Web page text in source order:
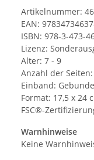
Artikelnummer:
EAN:
ISBN: 978-3-473-
Lizenz:
Alter: 7 - 9
Anzahl der
Einband:
Format: 17,5 x 24
FSC®-
Warnhinweise
Keine